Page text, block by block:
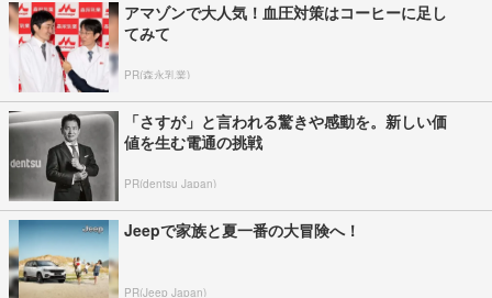
アマゾンで大人気！血圧対策はコーヒーに足し
てみて
PR(森永乳業)
「さすが」と言われる驚きや感動を。新しい価
値を生む電通の挑戦
PR(dentsu Japan)
Jeepで家族と夏一番の大冒険へ！
PR(Jeep Japan)